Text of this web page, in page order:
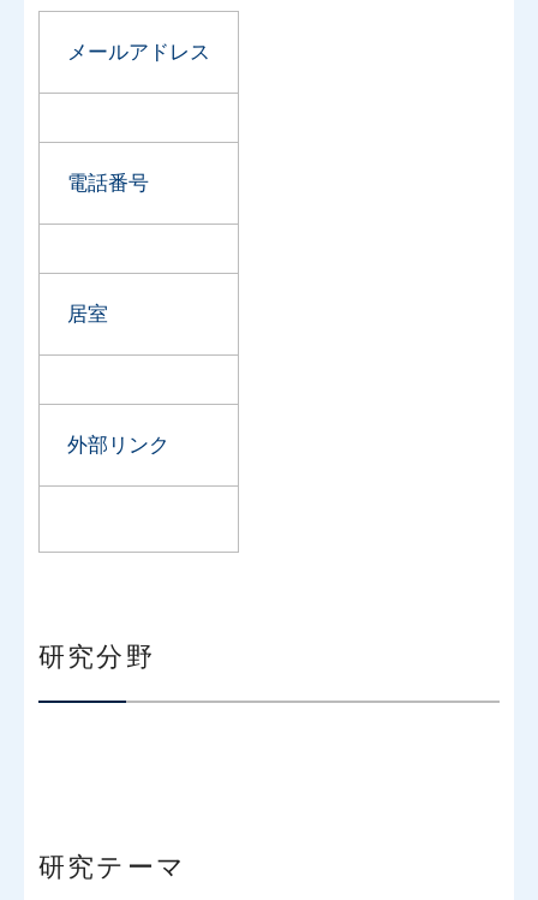
メールアドレス
電話番号
居室
外部リンク
研究分野
研究テーマ